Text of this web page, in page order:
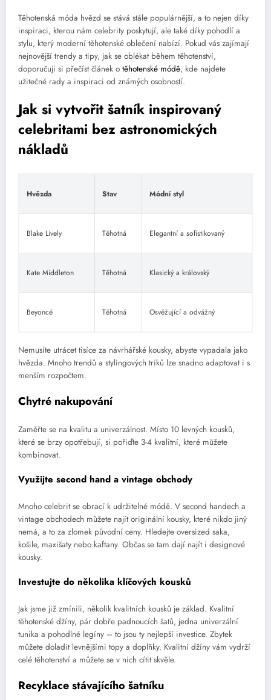
Těhotenská móda hvězd se stává stále populárnější, a to nejen díky
inspiraci, kterou nám celebrity poskytují, ale také díky pohodlí a
stylu, který moderní těhotenské oblečení nabízí. Pokud vás zajímají
nejnovější trendy a tipy, jak se oblékat během těhotenství,
doporučuji si přečíst článek o těhotenské módě, kde najdete
užitečné rady a inspiraci od známých osobností.
Jak si vytvořit šatník inspirovaný
celebritami bez astronomických
nákladů
Hvězda Stav Módní styl
Blake Lively Těhotná Elegantní a sofistikovaný
Kate Middleton Těhotná Klasický a královský
Beyoncé Těhotná Osvěžující a odvážný
Nemusíte utrácet tisíce za návrhářské kousky, abyste vypadala jako
hvězda. Mnoho trendů a stylingových triků lze snadno adaptovat i s
menším rozpočtem.
Chytré nakupování
Zaměřte se na kvalitu a univerzálnost. Místo 10 levných kousků,
které se brzy opotřebují, si pořiďte 3-4 kvalitní, které můžete
kombinovat.
Využijte second hand a vintage obchody
Mnoho celebrit se obrací k udržitelné módě. V second handech a
vintage obchodech můžete najít originální kousky, které nikdo jiný
nemá, a to za zlomek původní ceny. Hledejte oversized saka,
košile, maxišaty nebo kaftany. Občas se tam dají najít i designové
kousky.
Investujte do několika klíčových kousků
Jak jsme již zmínili, několik kvalitních kousků je základ. Kvalitní
těhotenské džíny, pár dobře padnoucích šatů, jedna univerzální
tunika a pohodlné legíny – to jsou ty nejlepší investice. Zbytek
můžete doladit levnějšími topy a doplňky. Kvalitní džíny vám vydrží
celé těhotenství a můžete se v nich cítit skvěle.
Recyklace stávajícího šatníku